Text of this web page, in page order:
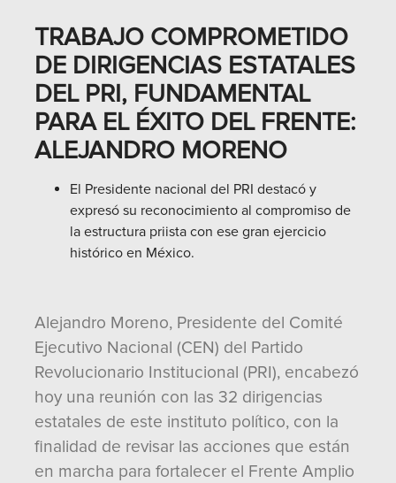
TRABAJO COMPROMETIDO
DE DIRIGENCIAS ESTATALES
DEL PRI, FUNDAMENTAL
PARA EL ÉXITO DEL FRENTE:
ALEJANDRO MORENO
El Presidente nacional del PRI destacó y
expresó su reconocimiento al compromiso de
la estructura priista con ese gran ejercicio
histórico en México.
Alejandro Moreno, Presidente del Comité
Ejecutivo Nacional (CEN) del Partido
Revolucionario Institucional (PRI), encabezó
hoy una reunión con las 32 dirigencias
estatales de este instituto político, con la
finalidad de revisar las acciones que están
en marcha para fortalecer el Frente Amplio